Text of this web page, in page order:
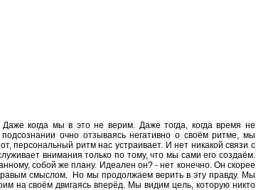
когда мы в это не верим. Даже тогда, когда время не
очно отзываясь негативно о своём ритме, мы
персональный ритм нас устраивает. И нет никакой связи с
внимания только по тому, что мы сами его создаём.
собой же плану. Идеален он? - нет конечно. Он скорее
смыслом.
Но мы продолжаем верить в эту правду. Мы
на своём двигаясь вперёд. Мы видим цель, которую никто